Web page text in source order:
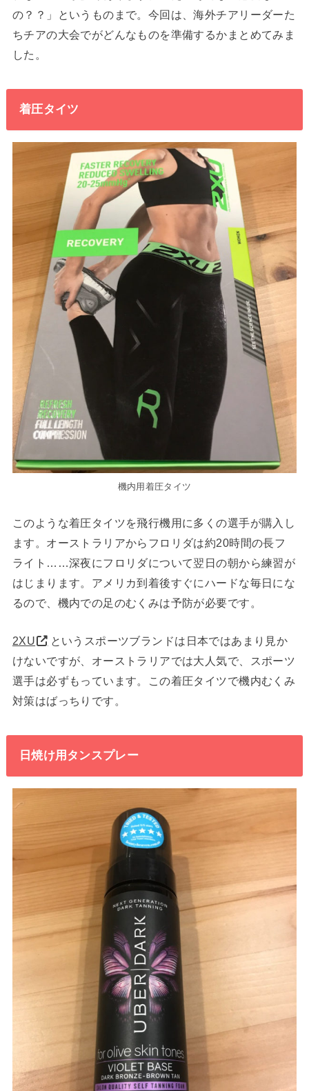
の？？」というものまで。今回は、海外チアリーダーた
ちチアの大会でがどんなものを準備するかまとめてみま
した。
着圧タイツ
機内用着圧タイツ
このような着圧タイツを飛行機用に多くの選手が購入し
ます。オーストラリアからフロリダは約20時間の長フ
ライト……深夜にフロリダについて翌日の朝から練習が
はじまります。アメリカ到着後すぐにハードな毎日にな
るので、機内での足のむくみは予防が必要です。
2XU
というスポーツブランドは日本ではあまり見か
けないですが、オーストラリアでは大人気で、スポーツ
選手は必ずもっています。この着圧タイツで機内むくみ
対策はばっちりです。
日焼け用タンスプレー